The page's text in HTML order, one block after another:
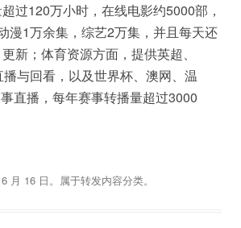
过120万小时，在线电影约5000部，
漫1万余集，综艺2万集，并且每天还
新；体育资源方面，提供英超、
与回看，以及世界杯、澳网、温
直播，每年赛事转播量超过3000
月 16 日。属于转发内容分类。